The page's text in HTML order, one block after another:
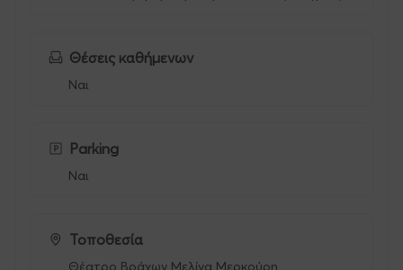
Θέσεις καθήμενων
Ναι
Parking
Ναι
Τοποθεσία
Θέατρο Βράχων Μελίνα Μερκούρη